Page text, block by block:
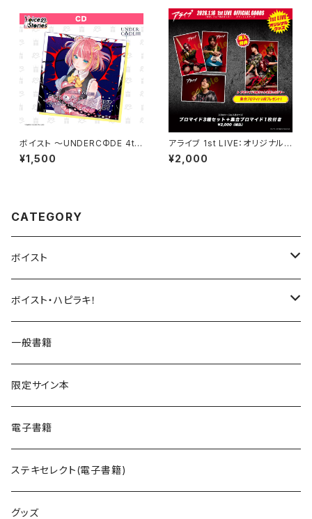
ボイスト ～UNDERCΦDE 4th
シングル～ CD
¥1,500
アライブ 1st LIVE：オリジナルグ
ッズ【ブロマイド3種セット+集合
1枚付き】
¥2,000
CATEGORY
ボイスト
UNDERCΦDE
ダンデライオン
サイバスフィア
kIllIng mE
Peek a Boo!
えのじょ放送部
ボイスト・ハピラキ！
ハルウラワ！
NACK3!
声劇ふわろまん
一般書籍
限定サイン本
電子書籍
ステキセレクト(電子書籍)
グッズ